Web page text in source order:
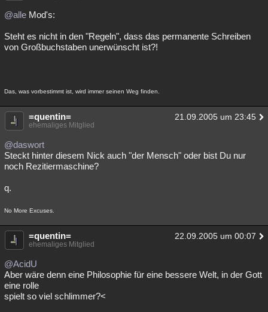
@alle Mod's:
Steht es nicht in den "Regeln", dass das permanente Schreiben
von Großbuchstaben unerwünscht ist?!
Das, was vorbestimmt ist, wird immer seinen Weg finden.
=quentin= 21.09.2005 um 23:45
ehemaliges Mitglied
@daswort
Steckt hinter diesem Nick auch "der Mensch" oder bist Du nur
noch Rezitiermaschine?
q.
No More Excuses.
=quentin= 22.09.2005 um 00:07
ehemaliges Mitglied
@AcidU
Aber wäre denn eine Philosophie für eine bessere Welt, in der Gott
eine rolle
spielt so viel schlimmer?<